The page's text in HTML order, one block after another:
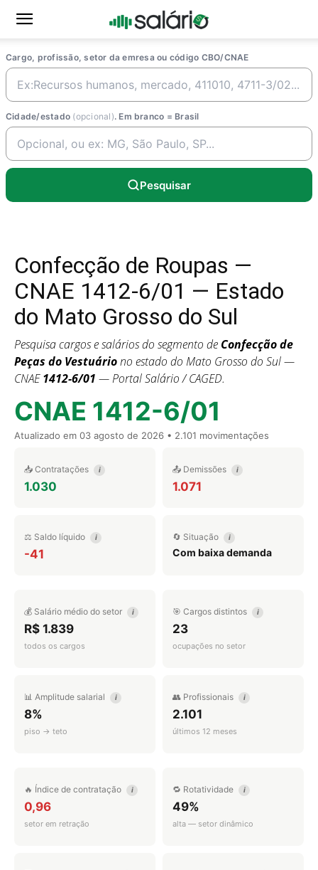
Cargo, profissão, setor da emresa ou código CBO/CNAE
Cidade/estado (opcional). Em branco = Brasil
Pesquisar
Confecção de Roupas —
CNAE 1412-6/01 — Estado
do Mato Grosso do Sul
Pesquisa cargos e salários do segmento de Confecção de
Peças do Vestuáriono estado do Mato Grosso do Sul —
CNAE1412-6/01 — Portal Salário / CAGED.
CNAE 1412-6/01
Atualizado em 03 agosto de 2026 • 2.101 movimentações
📥 Contratações i
1.030
📤 Demissões i
1.071
⚖️ Saldo líquido i
-41
🔄 Situação i
Com baixa demanda
💰 Salário médio do setor i
R$ 1.839
todos os cargos
🎯 Cargos distintos i
23
ocupações no setor
📊 Amplitude salarial i
8%
piso → teto
👥 Profissionais i
2.101
últimos 12 meses
🔥 Índice de contratação i
0,96
setor em retração
🔁 Rotatividade i
49%
alta — setor dinâmico